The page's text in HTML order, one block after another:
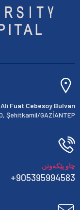
Fuat Cebesoy Bulvarı
Şehitkamil/GAZİANTEP
چاو پێکەوتن
905395994583+